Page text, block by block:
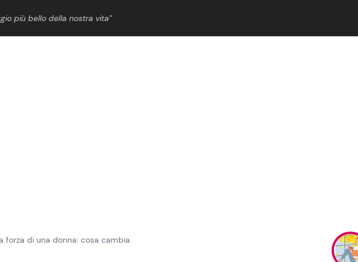
più bello della nostra vita”
forza di una donna: cosa cambia